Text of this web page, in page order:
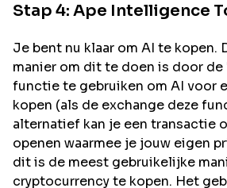
Stap 4: Ape Intelligence
Je bent nu klaar om AI te kopen.
manier om dit te doen is door
functie te gebruiken om AI voor
kopen (als de exchange deze
alternatief kan je een transactie
openen waarmee je jouw eigen
dit is de meest gebruikelijke
cryptocurrency te kopen. Het